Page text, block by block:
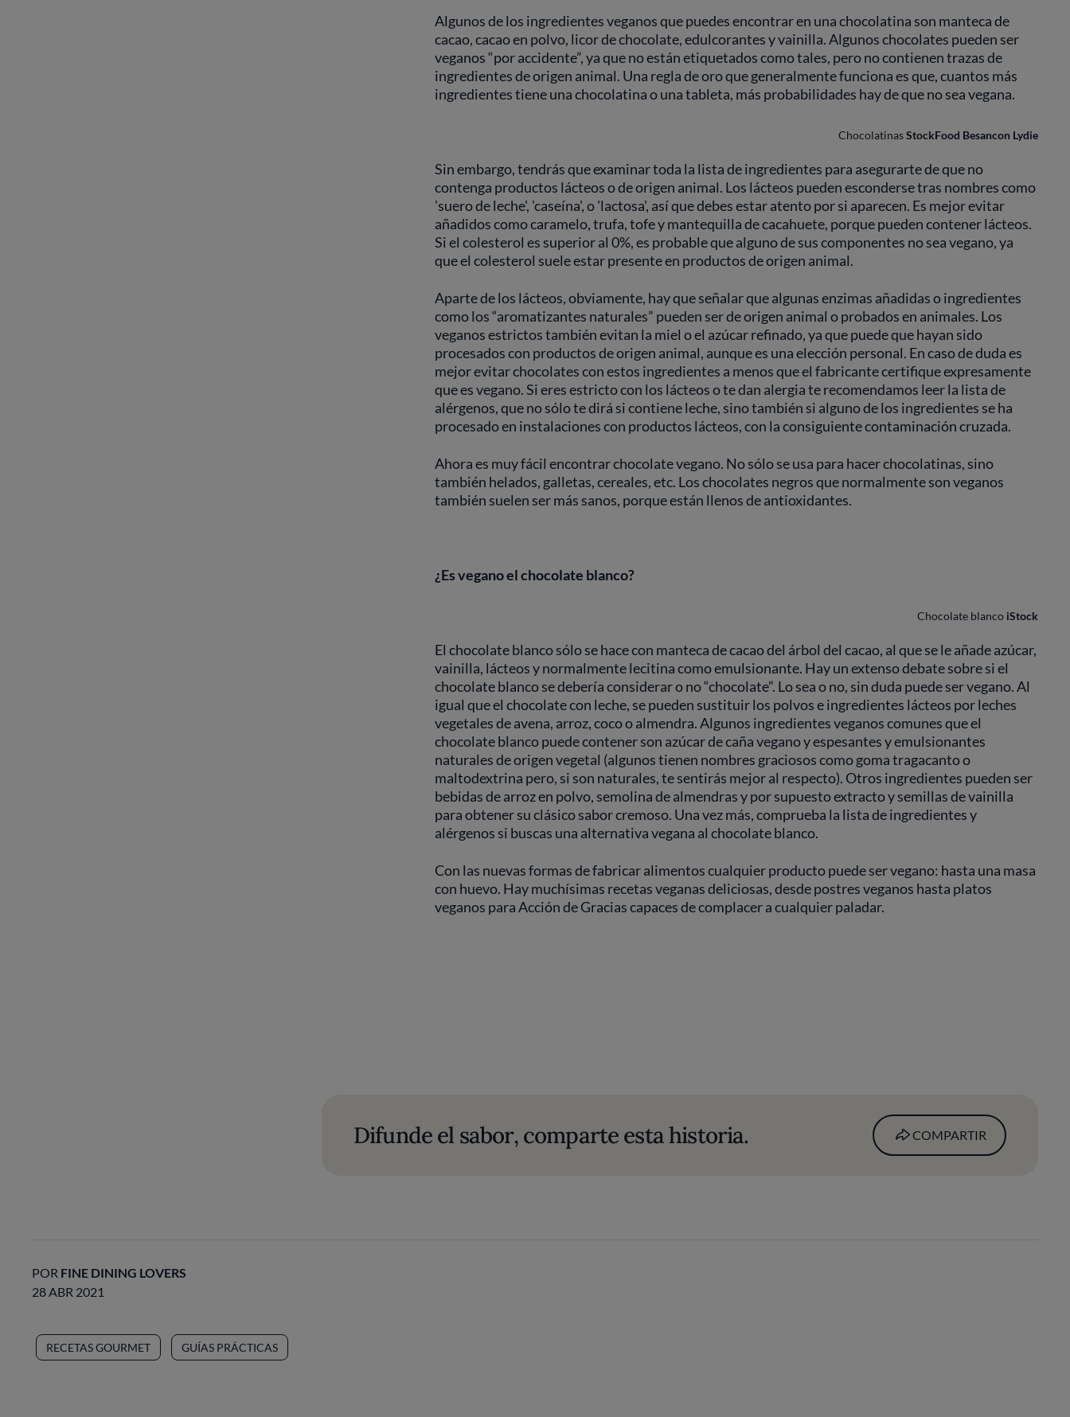
Algunos de los ingredientes veganos que puedes encontrar en una chocolatina son manteca de
cacao, cacao en polvo, licor de chocolate, edulcorantes y vainilla. Algunos chocolates pueden ser
veganos “por accidente”, ya que no están etiquetados como tales, pero no contienen trazas de
ingredientes de origen animal. Una regla de oro que generalmente funciona es que, cuantos más
ingredientes tiene una chocolatina o una tableta, más probabilidades hay de que no sea vegana.
ChocolatinasStockFood Besancon Lydie
Sin embargo, tendrás que examinar toda la lista de ingredientes para asegurarte de que no
contenga productos lácteos o de origen animal. Los lácteos pueden esconderse tras nombres como
'suero de leche', 'caseína', o 'lactosa', así que debes estar atento por si aparecen. Es mejor evitar
añadidos como caramelo, trufa, tofe y mantequilla de cacahuete, porque pueden contener lácteos.
Si el colesterol es superior al 0%, es probable que alguno de sus componentes no sea vegano, ya
que el colesterol suele estar presente en productos de origen animal.
Aparte de los lácteos, obviamente, hay que señalar que algunas enzimas añadidas o ingredientes
como los “aromatizantes naturales” pueden ser de origen animal o probados en animales. Los
veganos estrictos también evitan la miel o el azúcar refinado, ya que puede que hayan sido
procesados con productos de origen animal, aunque es una elección personal. En caso de duda es
mejor evitar chocolates con estos ingredientes a menos que el fabricante certifique expresamente
que es vegano. Si eres estricto con los lácteos o te dan alergia te recomendamos leer la lista de
alérgenos, que no sólo te dirá si contiene leche, sino también si alguno de los ingredientes se ha
procesado en instalaciones con productos lácteos, con la consiguiente contaminación cruzada.
Ahora es muy fácil encontrar chocolate vegano. No sólo se usa para hacer chocolatinas, sino
también helados, galletas, cereales, etc. Los chocolates negros que normalmente son veganos
también suelen ser más sanos, porque están llenos de antioxidantes.
¿Es vegano el chocolate blanco?
Chocolate blanco iStock
El chocolate blanco sólo se hace con manteca de cacao del árbol del cacao, al que se le añade azúcar,
vainilla, lácteos y normalmente lecitina como emulsionante. Hay un extenso debate sobre si el
chocolate blanco se debería considerar o no “chocolate”. Lo sea o no, sin duda puede ser vegano. Al
igual que el chocolate con leche, se pueden sustituir los polvos e ingredientes lácteos por leches
vegetales de avena, arroz, coco o almendra. Algunos ingredientes veganos comunes que el
chocolate blanco puede contener son azúcar de caña vegano y espesantes y emulsionantes
naturales de origen vegetal (algunos tienen nombres graciosos como goma tragacanto o
maltodextrina pero, si son naturales, te sentirás mejor al respecto). Otros ingredientes pueden ser
bebidas de arroz en polvo, semolina de almendras y por supuesto extracto y semillas de vainilla
para obtener su clásico sabor cremoso. Una vez más, comprueba la lista de ingredientes y
alérgenos si buscas una alternativa vegana al chocolate blanco.
Con las nuevas formas de fabricar alimentos cualquier producto puede ser vegano: hasta una masa
con huevo. Hay muchísimas recetas veganas deliciosas, desde postres veganos hasta platos
veganos para Acción de Gracias capaces de complacer a cualquier paladar.
Difunde el sabor, comparte esta historia. COMPARTIR
POR FINE DINING LOVERS
28 ABR 2021
RECETAS GOURMET GUÍAS PRÁCTICAS